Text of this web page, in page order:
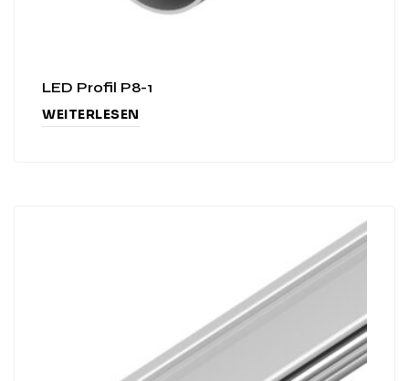
LED Profil P8-1
WEITERLESEN